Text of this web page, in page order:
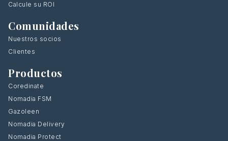
Calcule su ROI
Comunidades
Nuestros socios
Clientes
Productos
Coredinate
Nomadia FSM
Gazoleen
Nomadia Delivery
Nomadia Protect